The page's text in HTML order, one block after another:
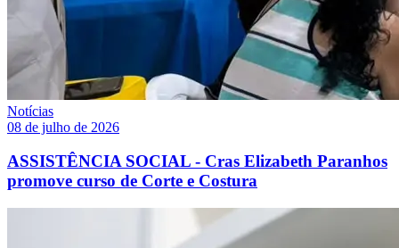
Notícias
08 de julho de 2026
ASSISTÊNCIA SOCIAL - Cras Elizabeth Paranhos
promove curso de Corte e Costura